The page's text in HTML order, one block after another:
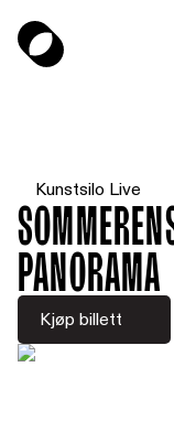
Kunstsilo Live
Panorama
Kjøp billett